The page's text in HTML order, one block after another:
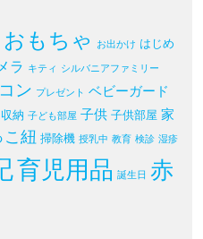
おもちゃ お出かけ はじめ
ラ キティ シルバニアファミリー
ン プレゼント ベビーガード
収納 子ども部屋 子供 子供部屋 家
こ紐 掃除機 授乳中 教育 検診 湿疹
育児用品 誕生日 赤